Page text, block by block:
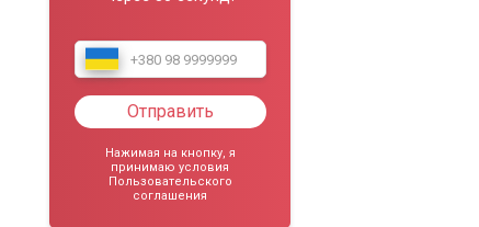
Отправить
Нажимая на кнопку, я
принимаю условия
Пользовательского
соглашения